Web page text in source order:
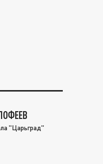
"Царьград"